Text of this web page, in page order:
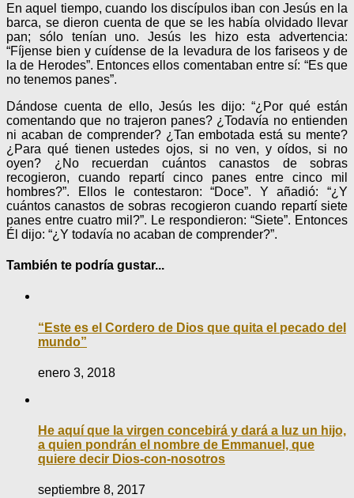
En aquel tiempo, cuando los discípulos iban con Jesús en la
barca, se dieron cuenta de que se les había olvidado llevar
pan; sólo tenían uno. Jesús les hizo esta advertencia:
“Fíjense bien y cuídense de la levadura de los fariseos y de
la de Herodes”. Entonces ellos comentaban entre sí: “Es que
no tenemos panes”.
Dándose cuenta de ello, Jesús les dijo: “¿Por qué están
comentando que no trajeron panes? ¿Todavía no entienden
ni acaban de comprender? ¿Tan embotada está su mente?
¿Para qué tienen ustedes ojos, si no ven, y oídos, si no
oyen? ¿No recuerdan cuántos canastos de sobras
recogieron, cuando repartí cinco panes entre cinco mil
hombres?”. Ellos le contestaron: “Doce”. Y añadió: “¿Y
cuántos canastos de sobras recogieron cuando repartí siete
panes entre cuatro mil?”. Le respondieron: “Siete”. Entonces
Él dijo: “¿Y todavía no acaban de comprender?”.
También te podría gustar...
“Este es el Cordero de Dios que quita el pecado del
mundo”
enero 3, 2018
He aquí que la virgen concebirá y dará a luz un hijo,
a quien pondrán el nombre de Emmanuel, que
quiere decir Dios-con-nosotros
septiembre 8, 2017